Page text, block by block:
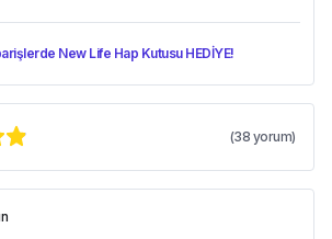
New Life Hap Kutusu HEDİYE!
(38 yorum)